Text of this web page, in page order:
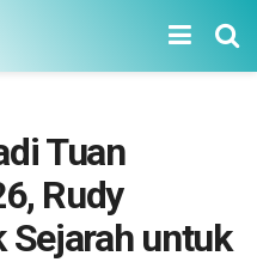
Tuan
Rudy
untuk